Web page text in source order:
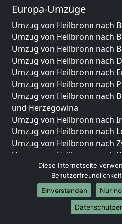
Europa-Umzüge
Umzug von Heilbronn nach
Umzug von Heilbronn nach
Umzug von Heilbronn nach
Umzug von Heilbronn nach
Umzug von Heilbronn nach
Umzug von Heilbronn nach
Umzug von Heilbronn nach
und Herzegowina
Umzug von Heilbronn nach
Umzug von Heilbronn nach
Umzug von Heilbronn nach
Umzug von Heilbronn nach
Umzug von Heilbronn nach
Umzug von Heilbronn nach
Umzug von Heilbronn nach
Umzug von Heilbronn nach
Umzug von Heilbronn nach
Diese Internetseite
Einverstanden
Nur